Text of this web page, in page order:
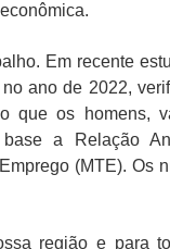
Em recente
ano de 2022,
que os homens,
a Relação
(MTE). Os
região e para